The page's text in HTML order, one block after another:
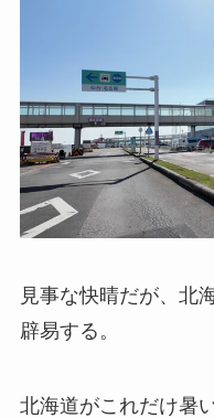
見事な快晴だが、北
辟易する。
北海道がこれだけ暑